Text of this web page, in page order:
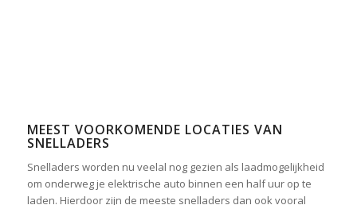
MEEST VOORKOMENDE LOCATIES VAN
SNELLADERS
Snelladers worden nu veelal nog gezien als laadmogelijkheid
om onderweg je elektrische auto binnen een half uur op te
laden. Hierdoor zijn de meeste snelladers dan ook vooral